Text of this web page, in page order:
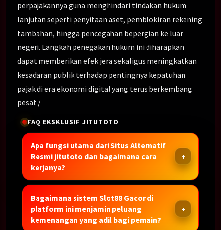
perpajakannya guna menghindari tindakan hukum
lanjutan seperti penyitaan aset, pemblokiran rekening
tambahan, hingga pencegahan bepergian ke luar
negeri. Langkah penegakan hukum ini diharapkan
dapat memberikan efek jera sekaligus meningkatkan
kesadaran publik terhadap pentingnya kepatuhan
pajak di era ekonomi digital yang terus berkembang
pesat./
FAQ EKSKLUSIF JITUTOTO
Apa fungsi utama dari Situs Alternatif
Resmi jitutoto dan bagaimana cara
kerjanya?
Bagaimana sistem Slot88 Gacor di
platform ini menjamin peluang
kemenangan yang adil bagi pemain?